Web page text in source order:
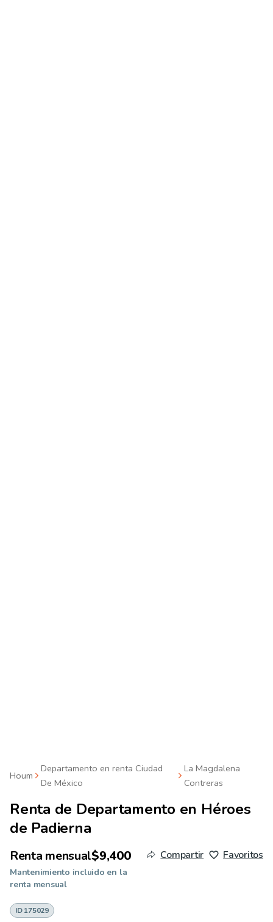
Houm
Departamento en renta Ciudad
De México
La Magdalena
Contreras
Renta de Departamento en Héroes
de Padierna
Renta mensual$9,400
Mantenimiento incluido en la
renta mensual
Compartir Favoritos
ID 175029